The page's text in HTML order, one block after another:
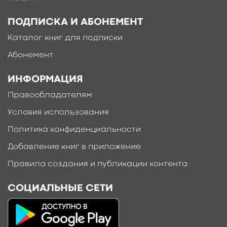
диагностов, хирургов, морфологов, студентов
старших курсов медицинских вузов.
ПОДПИСКА И АБОНЕМЕНТ
Каталог книг для подписки
Абонемент
ИНФОРМАЦИЯ
Правообладателям
Условия использования
Политика конфиденциальности
Добавление книг в приложение
Правила создания и публикации контента
СОЦИАЛЬНЫЕ СЕТИ